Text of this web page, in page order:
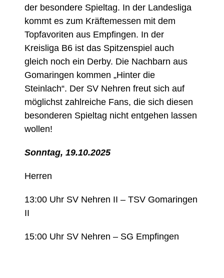
der besondere Spieltag. In der Landesliga
kommt es zum Kräftemessen mit dem
Topfavoriten aus Empfingen. In der
Kreisliga B6 ist das Spitzenspiel auch
gleich noch ein Derby. Die Nachbarn aus
Gomaringen kommen „Hinter die
Steinlach“. Der SV Nehren freut sich auf
möglichst zahlreiche Fans, die sich diesen
besonderen Spieltag nicht entgehen lassen
wollen!
Sonntag, 19.10.2025
Herren
13:00 Uhr SV Nehren II – TSV Gomaringen
II
15:00 Uhr SV Nehren – SG Empfingen